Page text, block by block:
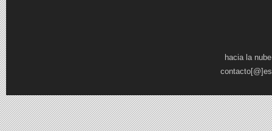
hacia la